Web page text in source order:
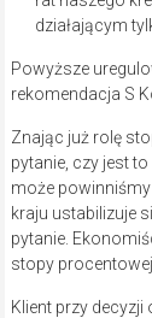
działającym
Powyższe
rekomendacja S
Znając już rolę
pytanie, czy jest
może
kraju ustabilizuje
pytanie.
stopy
Klient przy